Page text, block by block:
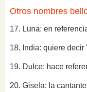
Otros nombres
17. Luna: en
18. India: quiere
19. Dulce: hace
20. Gisela: la